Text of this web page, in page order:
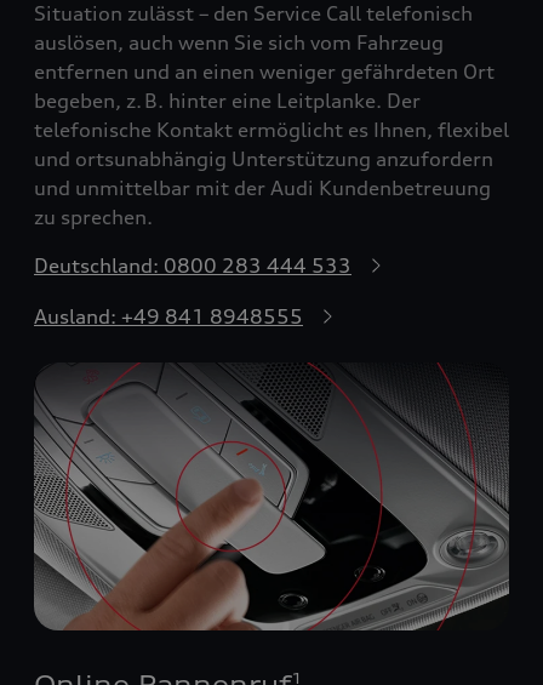
Situation zulässt – den Service Call telefonisch
auslösen, auch wenn Sie sich vom Fahrzeug
entfernen und an einen weniger gefährdeten Ort
begeben, z. B. hinter eine Leitplanke. Der
telefonische Kontakt ermöglicht es Ihnen, flexibel
und ortsunabhängig Unterstützung anzufordern
und unmittelbar mit der Audi Kundenbetreuung
zu sprechen.
Deutschland: 0800 283 444 533
Ausland: +49 841 8948555
1